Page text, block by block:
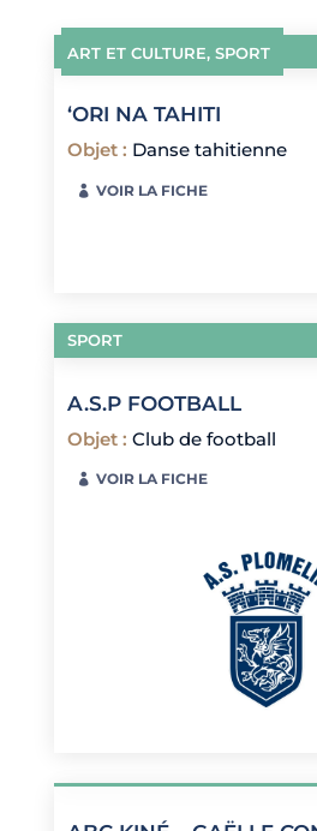
ART ET CULTURE, SPORT
‘ORI NA TAHITI
Objet : Danse tahitienne
VOIR LA FICHE
SPORT
A.S.P FOOTBALL
Objet : Club de football
VOIR LA FICHE